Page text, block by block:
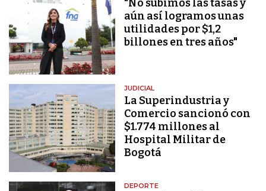
"No subimos las tasas y
aún así logramos unas
utilidades por $1,2
billones en tres años"
JUDICIAL
La Superindustria y
Comercio sancionó con
$1.774 millones al
Hospital Militar de
Bogotá
DEPORTE